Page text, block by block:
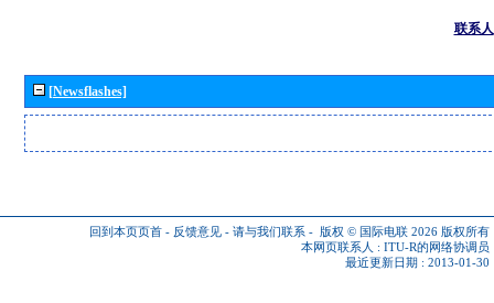
联系人
[Newsflashes]
回到本页页首 - 反馈意见 - 请与我们联系 - 版权 © 国际电联 2026 版权所有
本网页联系人 : ITU-R的网络协调员
最近更新日期 : 2013-01-30